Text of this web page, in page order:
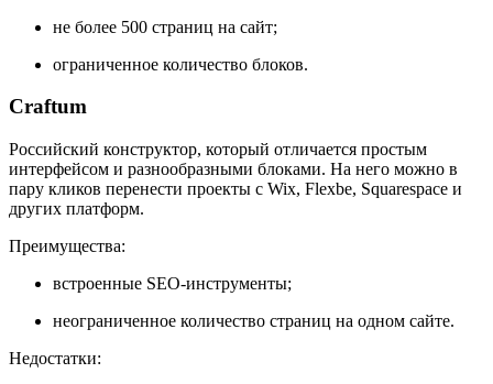
не более 500 страниц на сайт;
ограниченное количество блоков.
Craftum
Российский конструктор, который отличается простым
интерфейсом и разнообразными блоками. На него можно в
пару кликов перенести проекты с Wix, Flexbe, Squarespace и
других платформ.
Преимущества:
встроенные SEO-инструменты;
неограниченное количество страниц на одном сайте.
Недостатки: